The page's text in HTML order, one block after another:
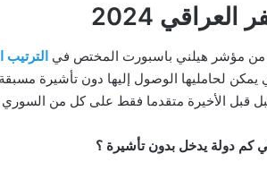
2024
من مؤشر هيلني باسبورت المختص في
قبل الأخيرة متقدما فقط على كل من السوري
كم دولة يدخل بدون تأشيرة ؟